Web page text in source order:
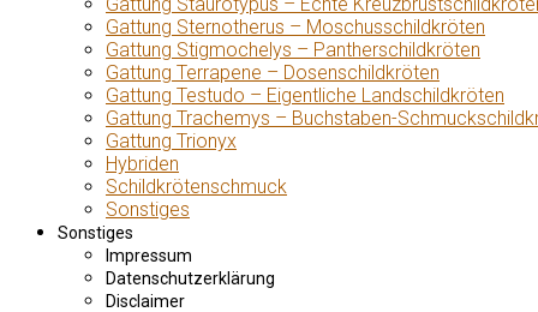
Gattung Sternotherus – Moschusschildkröten
Gattung Stigmochelys – Pantherschildkröten
Gattung Terrapene – Dosenschildkröten
Gattung Testudo – Eigentliche Landschildkröten
Gattung Trachemys – Buchstaben-
Gattung Trionyx
Hybriden
Schildkrötenschmuck
Sonstiges
Sonstiges
Impressum
Datenschutzerklärung
Disclaimer